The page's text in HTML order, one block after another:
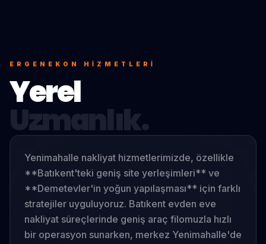
ERGENEKON HIZMETLERI
Yerel
Uzmanlık.
Yenimahalle nakliyat hizmetlerimizde, özellikle
**Batıkent'teki geniş site yerleşimleri** ve
**Demetevler'in yoğun yapılaşması** için farklı
stratejiler uyguluyoruz. Batıkent evden eve
nakliyat süreçlerinde geniş araç filomuzla hızlı
bir operasyon sunarken, merkez Yenimahalle'de